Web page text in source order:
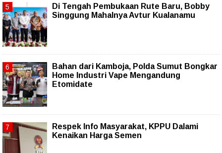
Di Tengah Pembukaan Rute Baru, Bobby
Singgung Mahalnya Avtur Kualanamu
Bahan dari Kamboja, Polda Sumut Bongkar
Home Industri Vape Mengandung
Etomidate
Respek Info Masyarakat, KPPU Dalami
Kenaikan Harga Semen